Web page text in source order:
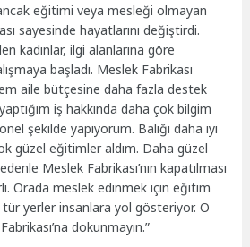
eğitimi veya mesleği olmayan
sayesinde hayatlarını değiştirdi.
kadınlar, ilgi alanlarına göre
başladı. Meslek Fabrikası
aile bütçesine daha fazla destek
iş hakkında daha çok bilgim
şekilde yapıyorum. Balığı daha iyi
güzel eğitimler aldım. Daha güzel
Meslek Fabrikası’nın kapatılması
Orada meslek edinmek için eğitim
yerler insanlara yol gösteriyor. O
dokunmayın.”